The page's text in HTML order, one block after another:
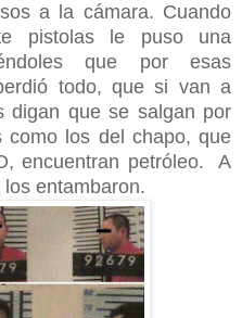
a la cámara. Cuando
pistolas le puso una
que por esas
todo, que si van a
digan que se salgan por
como los del chapo, que
encuentran petróleo. A
entambaron.